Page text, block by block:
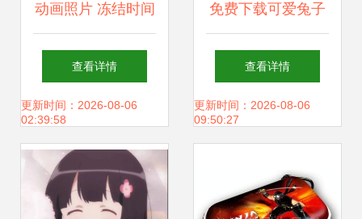
动画照片 冻结时间
的二次元记忆
查看详情
更新时间：2026-08-06
02:39:58
免费下载可爱兔子
图片 千库网PNG与
漫画设计素材全攻
查看详情
更新时间：2026-08-06
09:50:27